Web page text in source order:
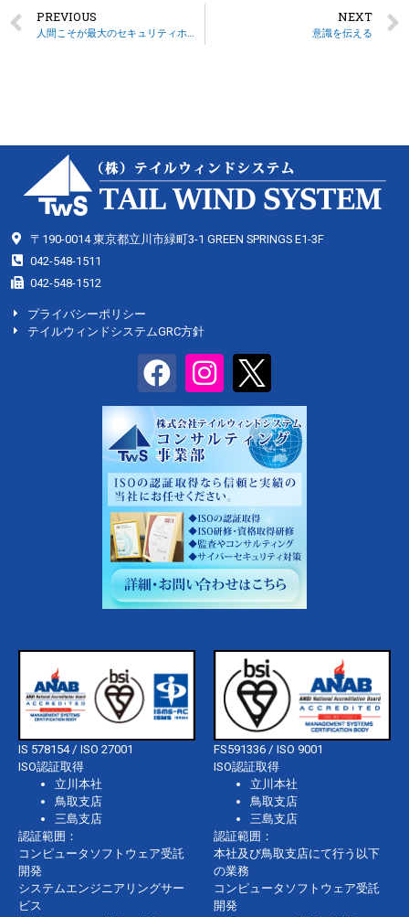
PREVIOUS NEXT
意識を伝える
〒190-0014 東京都立川市緑町3-1 GREEN SPRINGS E1-3F
042-548-1511
042-548-1512
プライバシーポリシー
テイルウィンドシステムGRC方針
IS 578154 / ISO 27001
ISO認証取得
立川本社
鳥取支店
三島支店
認証範囲：
コンピュータソフトウェア受託
開発
システムエンジニアリングサー
ビス
FS591336 / ISO 9001
ISO認証取得
立川本社
鳥取支店
三島支店
認証範囲：
本社及び鳥取支店にて行う以下
の業務
コンピュータソフトウェア受託
開発